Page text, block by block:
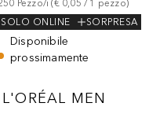
Pezzo/i (€ 0,05 / 1 pezzo)
SOLO ONLINE
SORPRESA
Disponibile
prossimamente
MEN